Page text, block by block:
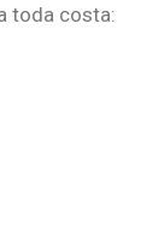
toda costa: